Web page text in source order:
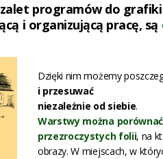
zalet programów do
i organizującą pracę, są
Dzięki nim możemy
i przesuwać
niezależnie od siebie.
Warstwy można
przezroczystych folii, na
obrazy. W miejscach, w